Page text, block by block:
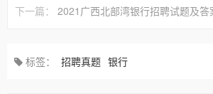
下一篇： 2021广西北部湾银行招聘试题及答
标签： 招聘真题 银行